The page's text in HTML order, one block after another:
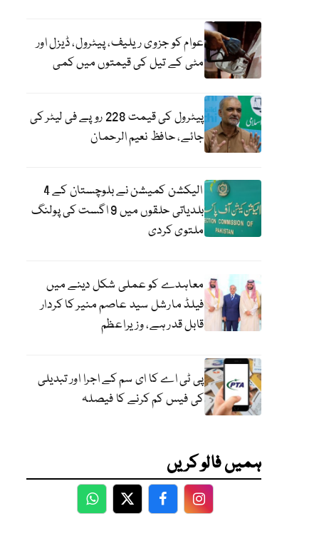
عوام کو جزوی ریلیف، پیٹرول، ڈیزل اور
مٹی کے تیل کی قیمتوں میں کمی
پیٹرول کی قیمت 228 روپے فی لیٹر کی
جائے، حافظ نعیم الرحمان
الیکشن کمیشن نے بلوچستان کے 4
بلدیاتی حلقوں میں 9 اگست کی پولنگ
ملتوی کردی
معاہدے کو عملی شکل دینے میں
فیلڈ مارشل سید عاصم منیر کا کردار
قابل قدر ہے، وزیراعظم
پی ٹی اے کا ای سم کے اجرا اور تبدیلی
کی فیس کم کرنے کا فیصلہ
ہمیں فالو کریں
WhatsApp
TwitterFacebookFacebook